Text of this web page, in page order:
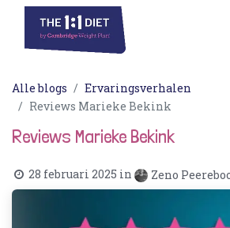
Alle blogs
Ervaringsverhalen
Reviews Marieke Bekink
Reviews Marieke Bekink
28 februari 2025 in Zeno